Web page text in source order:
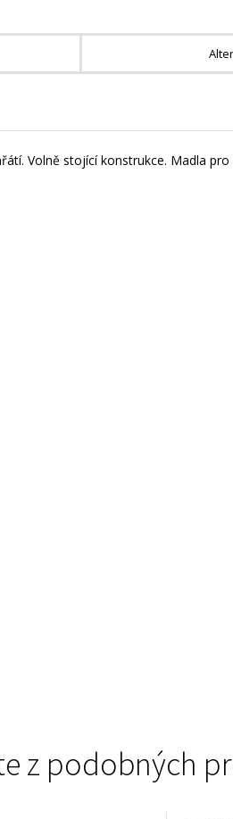
Volně stojící konstrukce. Madla
z podobných